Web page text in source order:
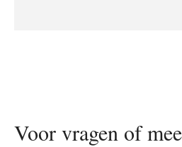
Voor vragen of